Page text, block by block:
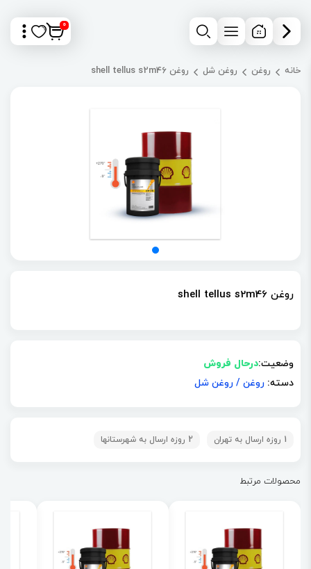
0
خانه روغن روغن شل روغن shell tellus s2m46
روغن shell tellus s2m46
وضعیت:درحال فروش
دسته: روغن / روغن شل
1 روزه ارسال به تهران 2 روزه ارسال به شهرستانها
محصولات مرتبط